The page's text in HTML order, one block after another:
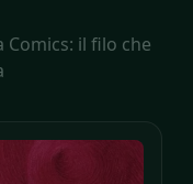
Comics: il filo che